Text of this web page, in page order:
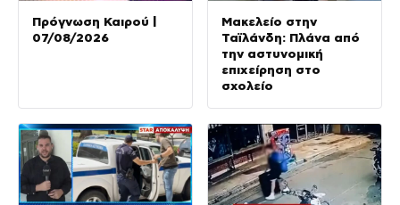
Πρόγνωση Καιρού |
07/08/2026
Μακελείο στην
Ταϊλάνδη: Πλάνα από
την αστυνομική
επιχείρηση στο
σχολείο